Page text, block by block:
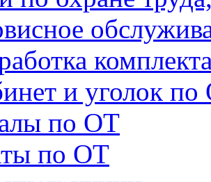
и уголок
по ОТ
по ОТ